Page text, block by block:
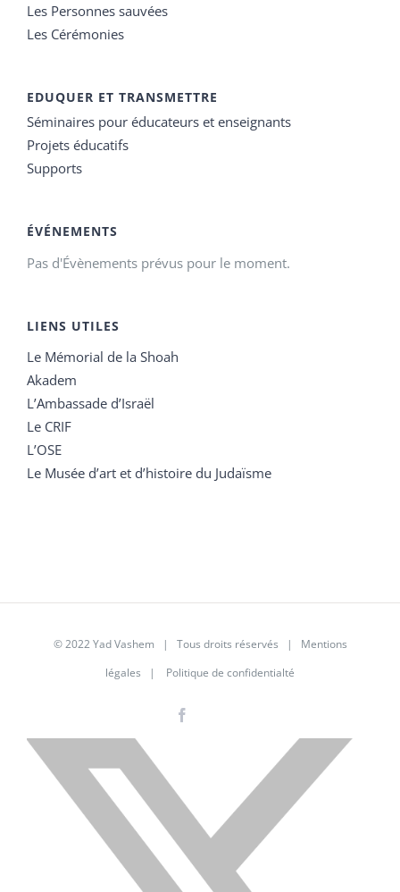
Les Personnes sauvées
Les Cérémonies
EDUQUER ET TRANSMETTRE
Séminaires pour éducateurs et enseignants
Projets éducatifs
Supports
ÉVÉNEMENTS
Pas d'Évènements prévus pour le moment.
LIENS UTILES
Le Mémorial de la Shoah
Akadem
L’Ambassade d’Israël
Le CRIF
L’OSE
Le Musée d’art et d’histoire du Judaïsme
© 2022 Yad Vashem | Tous droits réservés | Mentions
légales | Politique de confidentialté
X